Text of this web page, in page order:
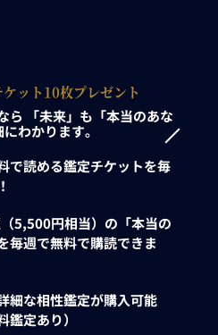
ット10枚プレゼント
ら
「未来」も「本当のあな
わかります。
で読める鑑定チケットを毎
5,500円相当）の「本当の
毎週で無料で購読できま
細な相性鑑定が購入可能
鑑定あり）